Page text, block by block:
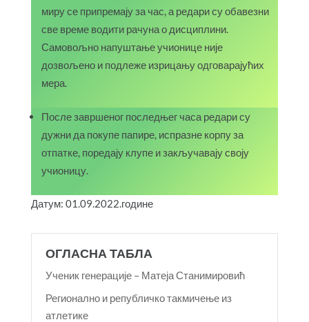
миру се припремају за час, а редари су обавезни
све време водити рачуна о дисциплини.
Самовољно напуштање учионице није
дозвољено и подлеже изрицању одговарајућих
мера.
После завршеног последњег часа редари су
дужни да покупе папире, испразне корпу за
отпатке, поредају клупе и закључавају своју
учионицу.
Датум: 01.09.2022.године
ОГЛАСНА ТАБЛА
Ученик генерације – Матеја Станимировић
Регионално и републичко такмичење из
атлетике